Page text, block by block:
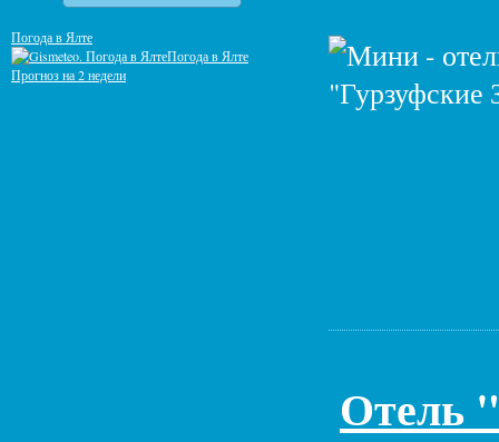
Отель
Погода в Ялте
Погода в Ялте
Прогноз на 2 недели